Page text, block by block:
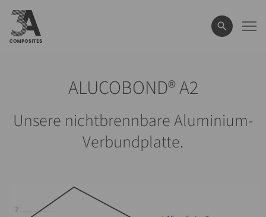
eingeben
ALUCOBOND® A2
Unsere nichtbrennbare Aluminium-
Verbundplatte.